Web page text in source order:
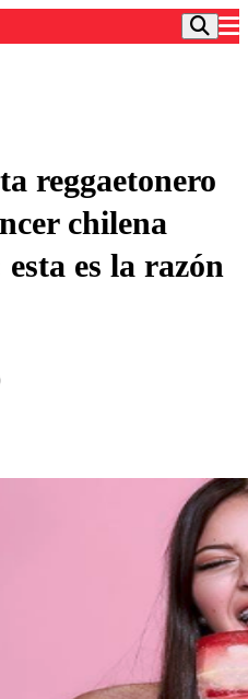
medios
reggaetonero
chilena
es la razón